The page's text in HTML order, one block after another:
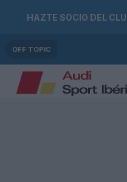
HAZTE SOCIO DEL
OFF TOPIC